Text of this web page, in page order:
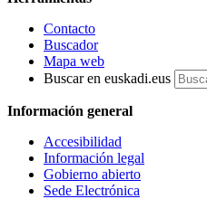
Contacto
Buscador
Mapa web
Buscar en euskadi.eus
Información general
Accesibilidad
Información legal
Gobierno abierto
Sede Electrónica